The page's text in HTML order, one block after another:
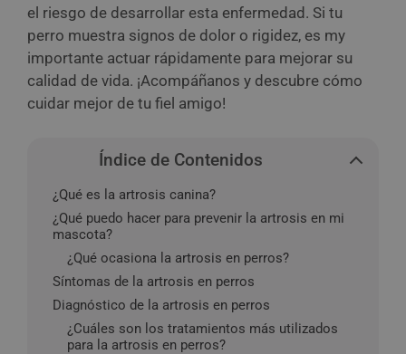
el riesgo de desarrollar esta enfermedad. Si tu
perro muestra signos de dolor o rigidez, es my
importante actuar rápidamente para mejorar su
calidad de vida. ¡Acompáñanos y descubre cómo
cuidar mejor de tu fiel amigo!
Índice de Contenidos
¿Qué es la artrosis canina?
¿Qué puedo hacer para prevenir la artrosis en mi
mascota?
¿Qué ocasiona la artrosis en perros?
Síntomas de la artrosis en perros
Diagnóstico de la artrosis en perros
¿Cuáles son los tratamientos más utilizados
para la artrosis en perros?